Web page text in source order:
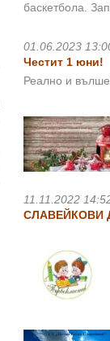
баскетбола.
01.06.2023
Честит 1 юни!
Реално и
11.11.2022
СЛАВЕЙКОВИ